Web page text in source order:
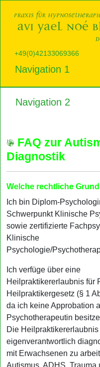
+49(0)42133069366
Navigation 1
Navigation 2
FAQ zur
Diagnostik
Welche rechtliche
Ich bin Diplom-
Schwerpunkt Klinische
sowie zertifizierte
Klinische
Psychologie/
Ich verfüge über eine
Heilpraktikererlaubnis für
Heilpraktikergesetz (§ 1
da ich keine Approbation
Psychotherapeutin
Die
eigenverantwortlich
mit Erwachsenen zu
Autismus, ADHS,